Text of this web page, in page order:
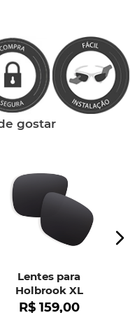
gostar
Lentes para
Holbrook XL
R$ 159,00